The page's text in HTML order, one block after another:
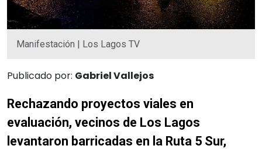
Manifestación | Los Lagos TV
Publicado por: Gabriel Vallejos
Rechazando proyectos viales en
evaluación, vecinos de Los Lagos
levantaron barricadas en la Ruta 5 Sur,